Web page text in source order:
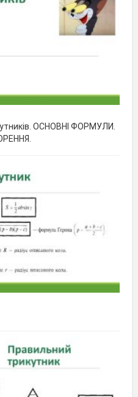
ОСНОВНІ ФОРМУЛИ.